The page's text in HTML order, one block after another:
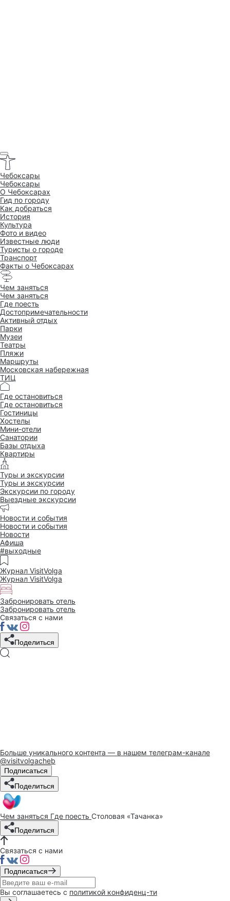
Чебоксары
Чебоксары
O Чебоксарах
Гид по городу
Как добраться
История
Культура
Фото и видео
Известные люди
Туристы о городе
Транспорт
Факты о Чебоксарах
Чем заняться
Чем заняться
Где поесть
Достопримеча­тельности
Активный отдых
Парки
Музеи
Театры
Пляжи
Маршруты
Московская набережная
ТИЦ
Где остановиться
Где остановиться
Гостиницы
Хостелы
Мини-отели
Санатории
Базы отдыха
Квартиры
Туры и экскурсии
Туры и экскурсии
Экскурсии по городу
Выездные экскурсии
Новости и события
Новости и события
Новости
Афиша
#выходные
Журнал VisitVolga
Журнал VisitVolga
Забронировать отель
Забронировать отель
Связаться с нами
Поделиться
Больше уникального контента — в нашем телеграм-канале
@visitvolgacheb
Подписаться
Поделиться
Чем заняться Где поесть Столовая «Тачанка»
Поделиться
Связаться с нами
Подписаться
Вы соглашаетесь с политикой конфиденц-ти